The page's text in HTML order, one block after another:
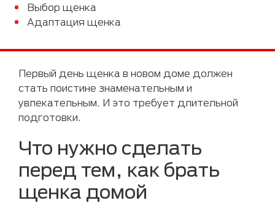
Выбор щенка
Адаптация щенка
Первый день щенка в новом доме должен
стать поистине знаменательным и
увлекательным. И это требует длительной
подготовки.
Что нужно сделать
перед тем, как брать
щенка домой